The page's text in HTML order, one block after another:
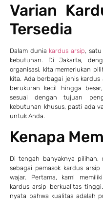
Varian
Tersedia
Dalam dunia kardus arsip,
kebutuhan. Di Jakarta,
organisasi, kita memerlukan
kita. Ada berbagai jenis
berukuran kecil hingga
sesuai dengan tujuan
kebutuhan khusus, pasti ada
untuk Anda.
Kenapa
Di tengah banyaknya pilihan,
sebagai pemasok kardus
wajar. Pertama, kami
kardus arsip berkualitas
nyata bahwa kualitas adalah